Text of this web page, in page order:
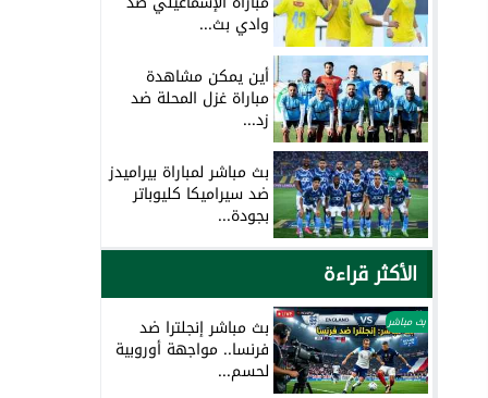
وادي بث...
أين يمكن مشاهدة
مباراة غزل المحلة ضد
زد...
بث مباشر لمباراة بيراميدز
ضد سيراميكا كليوباتر
بجودة...
الأكثر قراءة
بث مباشر بث مباشر إنجلترا ضد
فرنسا.. مواجهة أوروبية
لحسم...